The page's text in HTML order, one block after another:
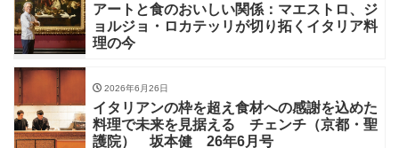
アートと食のおいしい関係：マエストロ、ジ
ョルジョ・ロカテッリが切り拓くイタリア料
理の今
2026年6月26日
イタリアンの枠を超え食材への感謝を込めた
料理で未来を見据える チェンチ（京都・聖
護院） 坂本健 26年6月号